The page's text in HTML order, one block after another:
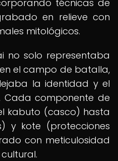
técnicas de
en relieve con
mitológicos.
no solo representaba
el campo de batalla,
la identidad y el
Cada componente de
kabuto (casco) hasta
y kote (protecciones
con meticulosidad